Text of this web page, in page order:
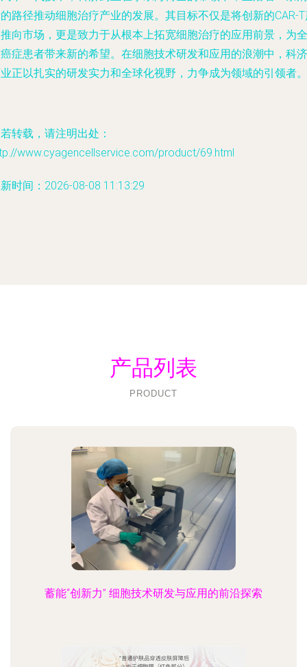
路径推动细胞治疗产业的发展。其目标不仅是将创新的CAR-
向市场，更是致力于从根本上拓宽细胞治疗的应用前景，为全
症患者带来新的希望。在细胞技术研发和应用的浪潮中，科济
正以扎实的研发实力和全球化视野，力争成为领域的引领者。
转载，请注明出处：
www.cyagencellservice.com/product/69.html
时间：2026-08-08 11:13:29
产品列表
PRODUCT
蓄能“创新力” 细胞技术研发与应用的前沿探索